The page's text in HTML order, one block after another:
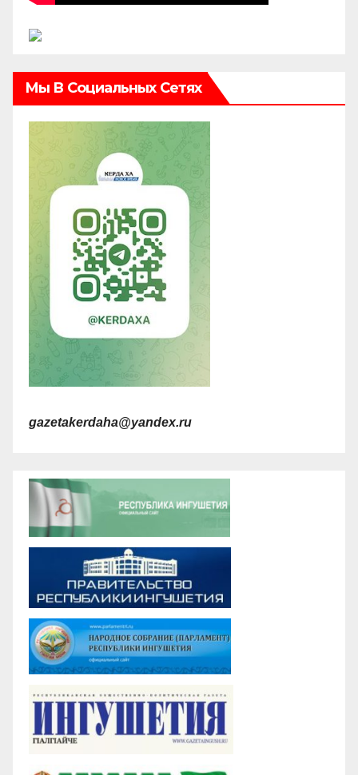
Мы В Социальных Сетях
gazetakerdaha@yandex.ru